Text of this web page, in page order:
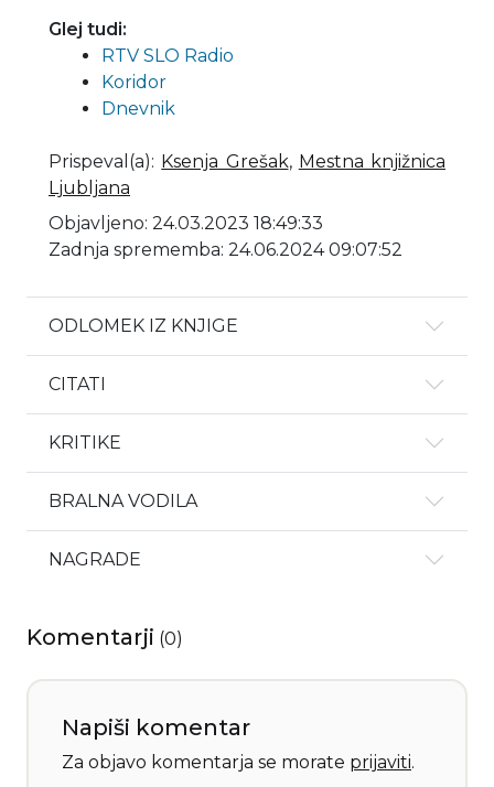
Glej tudi:
RTV SLO Radio
Koridor
Dnevnik
Prispeval(a): Ksenja Grešak, Mestna knjižnica
Ljubljana
Objavljeno: 24.03.2023 18:49:33
Zadnja sprememba: 24.06.2024 09:07:52
ODLOMEK IZ KNJIGE
CITATI
KRITIKE
BRALNA VODILA
NAGRADE
Komentarji (0)
Napiši komentar
Za objavo komentarja se morate prijaviti.